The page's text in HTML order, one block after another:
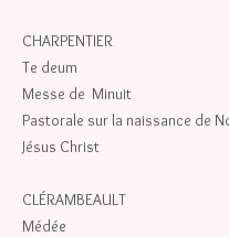
CHARPENTIER
Te deum
Messe de Minuit
Pastorale sur la naissance de
Jésus Christ
CLÉRAMBEAULT
Médée